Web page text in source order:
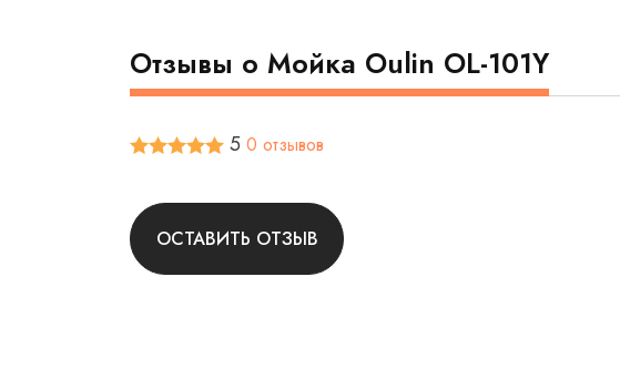
Отзывы о Мойка Oulin OL-101Y
5 0 отзывов
ОСТАВИТЬ ОТЗЫВ